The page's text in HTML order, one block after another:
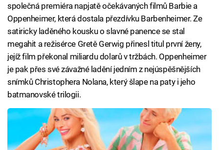
společná premiéra napjatě očekávaných filmů Barbie a
Oppenheimer, která dostala přezdívku Barbenheimer. Ze
satiricky laděného kousku o slavné panence se stal
megahit a režisérce Gretě Gerwig přinesl titul první ženy,
jejíž film překonal miliardu dolarů v tržbách. Oppenheimer
je pak přes své závažné ladění jedním z nejúspěšnějších
snímků Christophera Nolana, který šlape na paty i jeho
batmanovské trilogii.